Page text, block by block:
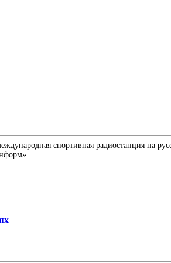
спортивная радиостанция на